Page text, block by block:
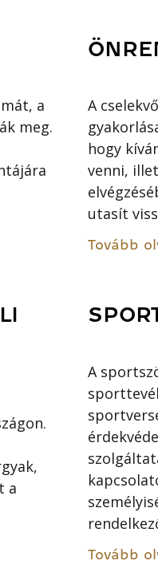
a
meg.
A
hogy
venni,
utasít
Tovább
a
A
Tovább